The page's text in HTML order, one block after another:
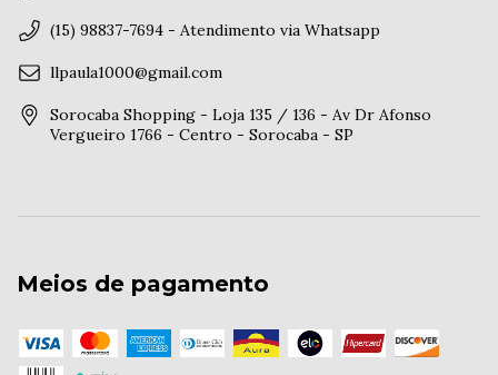
(15) 98837-7694 - Atendimento via Whatsapp
llpaula1000@gmail.com
Sorocaba Shopping - Loja 135 / 136 - Av Dr Afonso
Vergueiro 1766 - Centro - Sorocaba - SP
Meios de pagamento